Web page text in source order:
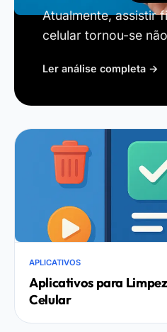
Atualmente, assistir
celular tornou-se
de entretenimento
Ler análise completa →
APLICATIVOS
Aplicativos para
Celular